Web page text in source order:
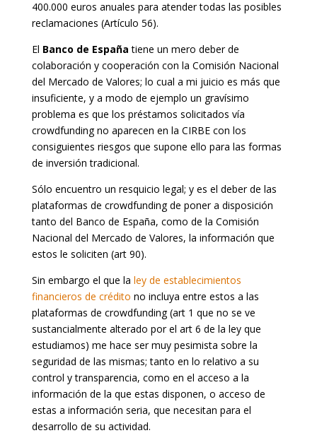
400.000 euros anuales para atender todas las posibles
reclamaciones (Artículo 56).
El Banco de España tiene un mero deber de
colaboración y cooperación con la Comisión Nacional
del Mercado de Valores; lo cual a mi juicio es más que
insuficiente, y a modo de ejemplo un gravísimo
problema es que los préstamos solicitados vía
crowdfunding no aparecen en la CIRBE con los
consiguientes riesgos que supone ello para las formas
de inversión tradicional.
Sólo encuentro un resquicio legal; y es el deber de las
plataformas de crowdfunding de poner a disposición
tanto del Banco de España, como de la Comisión
Nacional del Mercado de Valores, la información que
estos le soliciten (art 90).
Sin embargo el que la ley de establecimientos
financieros de crédito no incluya entre estos a las
plataformas de crowdfunding (art 1 que no se ve
sustancialmente alterado por el art 6 de la ley que
estudiamos) me hace ser muy pesimista sobre la
seguridad de las mismas; tanto en lo relativo a su
control y transparencia, como en el acceso a la
información de la que estas disponen, o acceso de
estas a información seria, que necesitan para el
desarrollo de su actividad.